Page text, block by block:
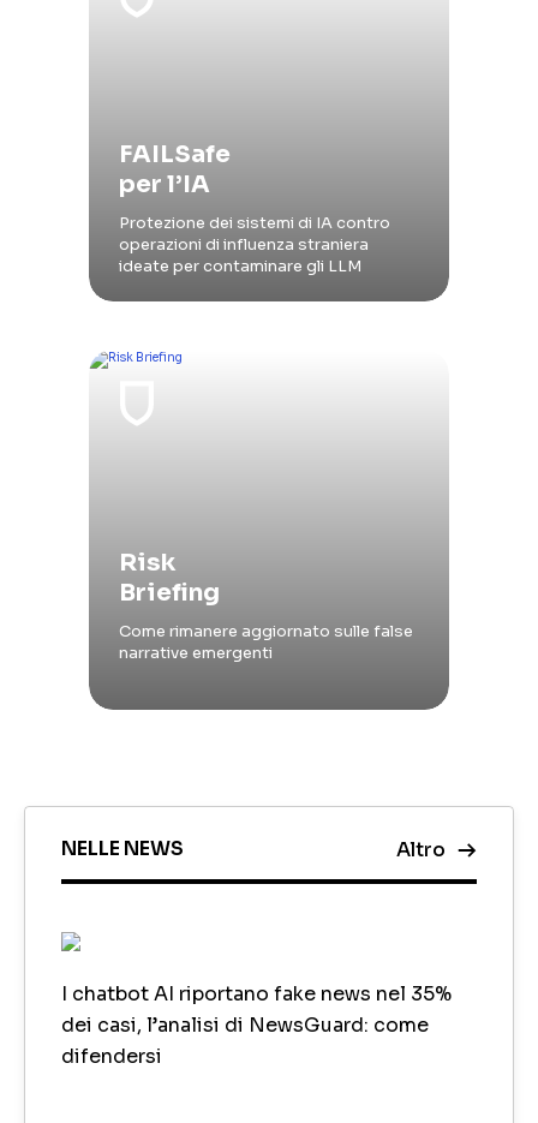
FAILSafe
per l’IA
Protezione dei sistemi di IA contro
operazioni di influenza straniera
ideate per contaminare gli LLM
Risk
Briefing
Come rimanere aggiornato sulle false
narrative emergenti
NELLE NEWS Altro
I chatbot AI riportano fake news nel 35%
dei casi, l’analisi di NewsGuard: come
difendersi